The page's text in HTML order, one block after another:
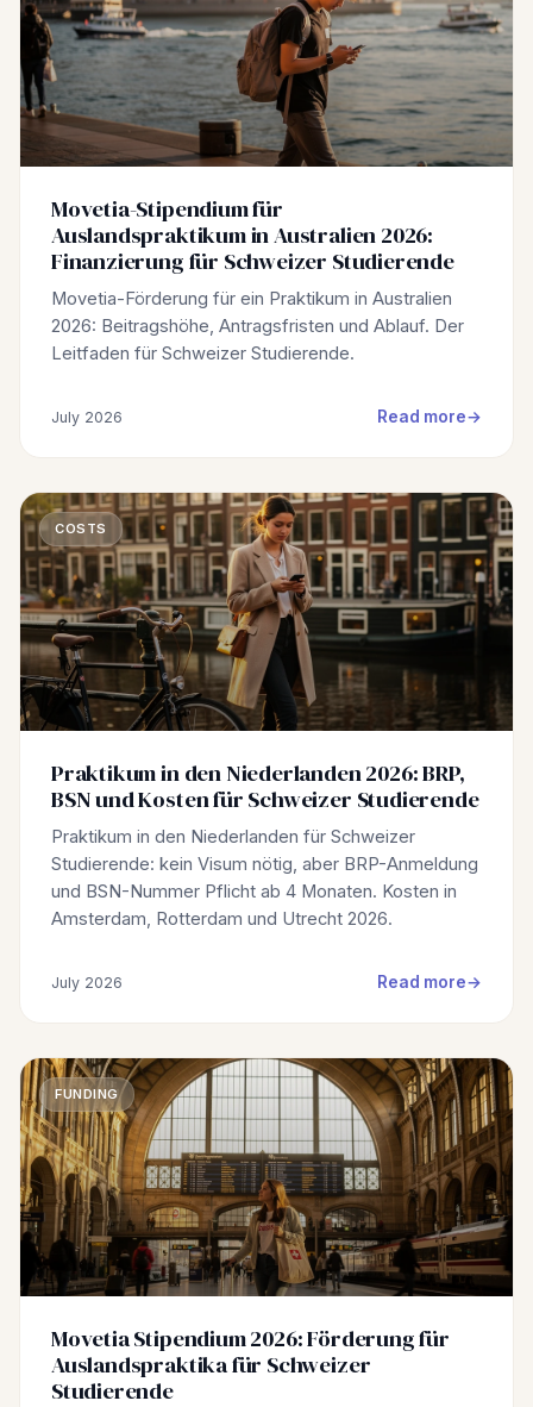
Movetia-Stipendium für
Auslandspraktikum in Australien 2026:
Finanzierung für Schweizer Studierende
Movetia-Förderung für ein Praktikum in Australien
2026: Beitragshöhe, Antragsfristen und Ablauf. Der
Leitfaden für Schweizer Studierende.
July 2026 Read more
COSTS
Praktikum in den Niederlanden 2026: BRP,
BSN und Kosten für Schweizer Studierende
Praktikum in den Niederlanden für Schweizer
Studierende: kein Visum nötig, aber BRP-Anmeldung
und BSN-Nummer Pflicht ab 4 Monaten. Kosten in
Amsterdam, Rotterdam und Utrecht 2026.
July 2026 Read more
FUNDING
Movetia Stipendium 2026: Förderung für
Auslandspraktika für Schweizer
Studierende